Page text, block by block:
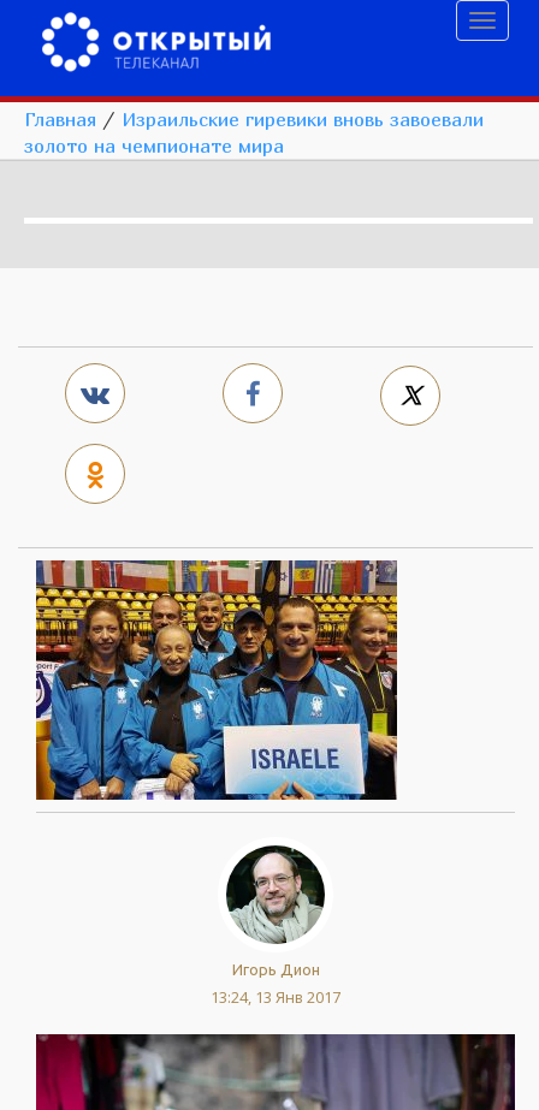
Главная / Израильские гиревики вновь завоевали
золото на чемпионате мира
Игорь Дион
13:24, 13 Янв 2017